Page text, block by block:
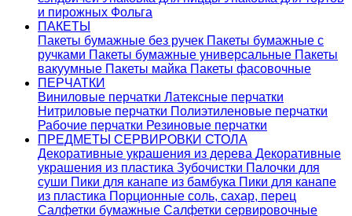
и пирожных Фольга
ПАКЕТЫ
Пакеты бумажные без ручек Пакеты бумажные с
ручками Пакеты бумажные универсальные Пакеты
вакуумные Пакеты майка Пакеты фасовочные
ПЕРЧАТКИ
Виниловые перчатки Латексные перчатки
Нитриловые перчатки Полиэтиленовые перчатки
Рабочие перчатки Резиновые перчатки
ПРЕДМЕТЫ СЕРВИРОВКИ СТОЛА
Декоративные украшения из дерева Декоративные
украшения из пластика Зубочистки Палочки для
суши Пики для канапе из бамбука Пики для канапе
из пластика Порционные соль, сахар, перец
Салфетки бумажные Салфетки сервировочные